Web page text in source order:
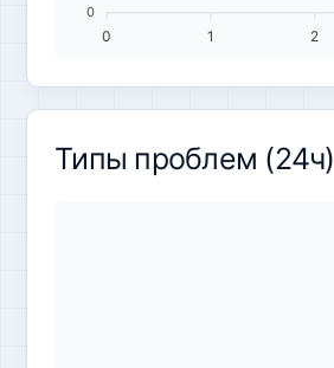
0
0 1 2
Типы проблем (24ч)